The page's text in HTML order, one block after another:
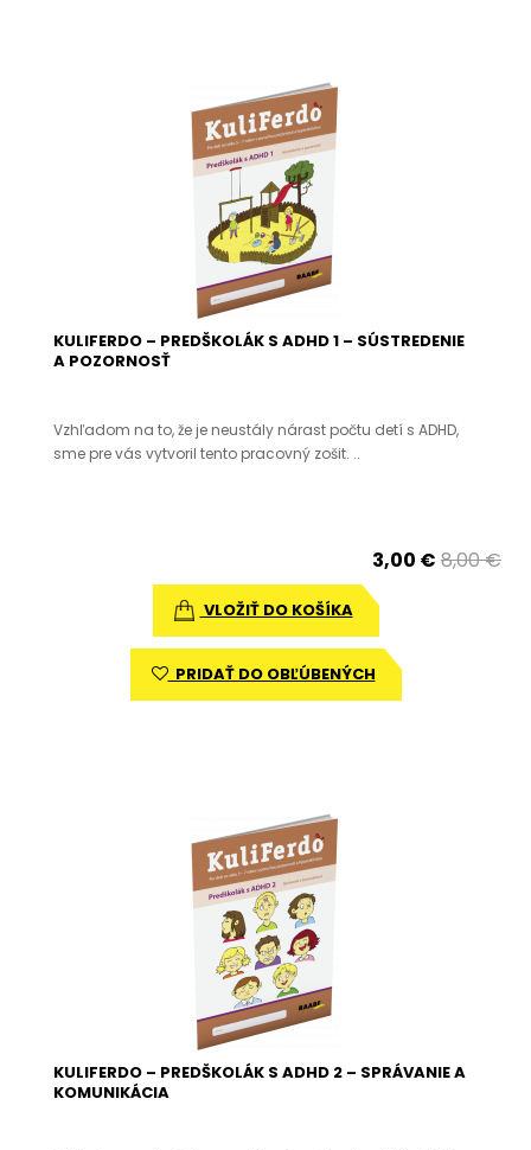
KULIFERDO – PREDŠKOLÁK S ADHD 1 – SÚSTREDENIE
A POZORNOSŤ
Vzhľadom na to, že je neustály nárast počtu detí s ADHD,
sme pre vás vytvoril tento pracovný zošit. ..
3,00 € 8,00 €
VLOŽIŤ DO KOŠÍKA
PRIDAŤ DO OBĽÚBENÝCH
KULIFERDO – PREDŠKOLÁK S ADHD 2 – SPRÁVANIE A
KOMUNIKÁCIA